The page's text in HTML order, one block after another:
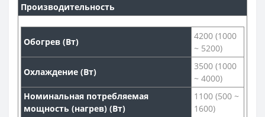
Производительность
Обогрев (Вт)
4200 (1000
~ 5200)
Охлаждение (Вт)
3500 (1000
~ 4000)
Номинальная потребляемая
мощность (нагрев) (Вт)
1100 (500 ~
1600)